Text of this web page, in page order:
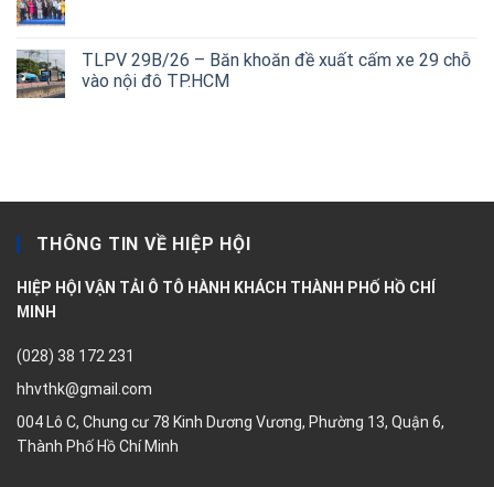
TLPV 29B/26 – Băn khoăn đề xuất cấm xe 29 chỗ
vào nội đô TP.HCM
THÔNG TIN VỀ HIỆP HỘI
HIỆP HỘI VẬN TẢI Ô TÔ HÀNH KHÁCH THÀNH PHỐ HỒ CHÍ
MINH
(028) 38 172 231
hhvthk@gmail.com
004 Lô C, Chung cư 78 Kinh Dương Vương, Phường 13, Quận 6,
Thành Phố Hồ Chí Minh